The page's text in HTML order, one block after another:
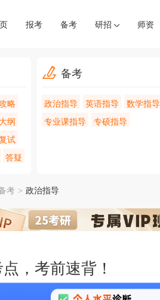
报考 备考 研招 师资
略
纲
试
答疑
备考
政治指导 英语指导
数学指导
专业课指导
专硕指导
考 > 政治指导
，考前速背！